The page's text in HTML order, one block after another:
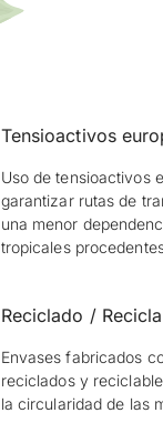
Tensioactivos
Uso de tensioactivos
garantizar rutas de
una menor
tropicales
Reciclado /
Envases fabricados
reciclados y
la circularidad de las